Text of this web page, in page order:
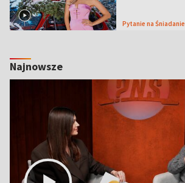
Pytanie na Śniadanie
Najnowsze